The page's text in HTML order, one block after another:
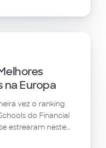
na Europa
vez o ranking
do Financial
estrearam neste